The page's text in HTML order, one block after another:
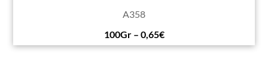
A358
100Gr – 0,65€